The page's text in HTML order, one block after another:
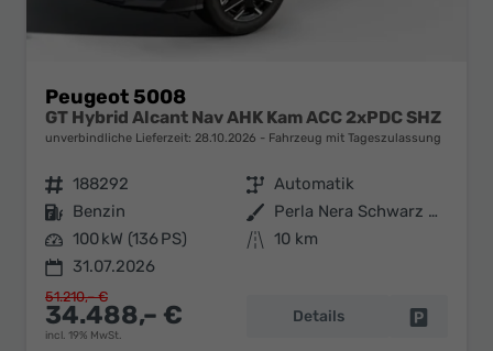
Peugeot 5008
GT Hybrid Alcant Nav AHK Kam ACC 2xPDC SHZ
unverbindliche Lieferzeit: 28.10.2026 Fahrzeug mit Tageszulassung
Fahrzeugnr. 188292 Getriebe Automatik
Kraftstoff Benzin Außenfarbe
Perla Nera Schwarz Metallic
Leistung 100 kW (136 PS) Kilometerstand 10 km
31.07.2026
34.488,– €
incl. 19% MwSt.
51.210,– €
Details